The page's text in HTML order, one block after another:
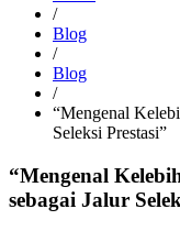
/
Blog
/
Blog
/
“Mengenal
Seleksi Prestasi”
“Mengenal
sebagai Jalur